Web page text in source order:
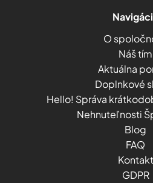
O
Náš tím
Aktuálna
Doplnkové
Hello! Správa
Nehnuteľnosti
Blog
FAQ
Kontakt
GDPR